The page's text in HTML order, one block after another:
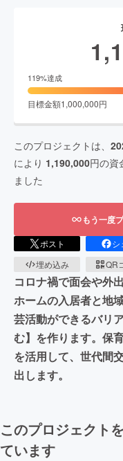
119%達成
目標金額1,000,000円
このプロジェクトは、
により 1,190,000円の資
ました
もう一度
ポスト シ
埋め込み
QR
コロナ禍で面会や外
ホームの入居者と地
芸活動ができるバリ
む】を作ります。保
を活用して、世代間
出します。
このプロジェクト
ています